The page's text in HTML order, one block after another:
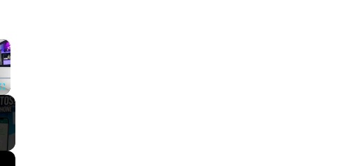
×
Fullscreen